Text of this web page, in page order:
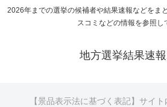
2026年までの選挙の候補者や結果速報などをま
スコミなどの情報を参照し
地方選挙結果速
【景品表示法に基づく表記】サイ